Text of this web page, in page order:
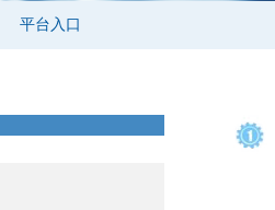
平台入口